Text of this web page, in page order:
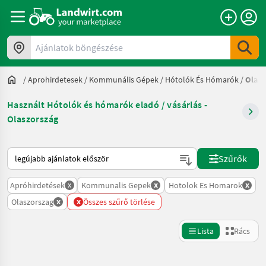
Ajánlatok böngészése
/Aprohirdetesek / Kommunális Gépek / Hótolók És Hómarók /
Használt Hótolók és hómarók eladó / vásárlás -
Olaszország
Így van sorba rendezve a Landwirt.com-on
Szűrők
Apróhirdetések x Kommunalis Gepek x Hotolok Es Homarok x
Olaszorszag x x Összes szűrő törlése
Lista Rács